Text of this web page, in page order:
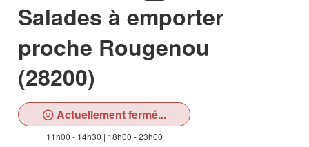
Salades à emporter
proche Rougenou
(28200)
Actuellement fermé...
11h00 - 14h30 | 18h00 - 23h00